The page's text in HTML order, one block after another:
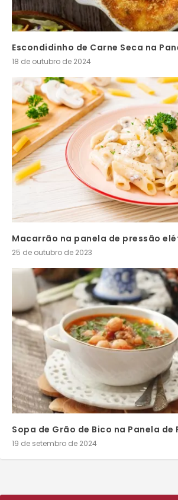
Escondidinho de Carne Seca na
18 de outubro de 2024
Macarrão na panela de pressão
25 de outubro de 2023
Sopa de Grão de Bico na Panela de
19 de setembro de 2024